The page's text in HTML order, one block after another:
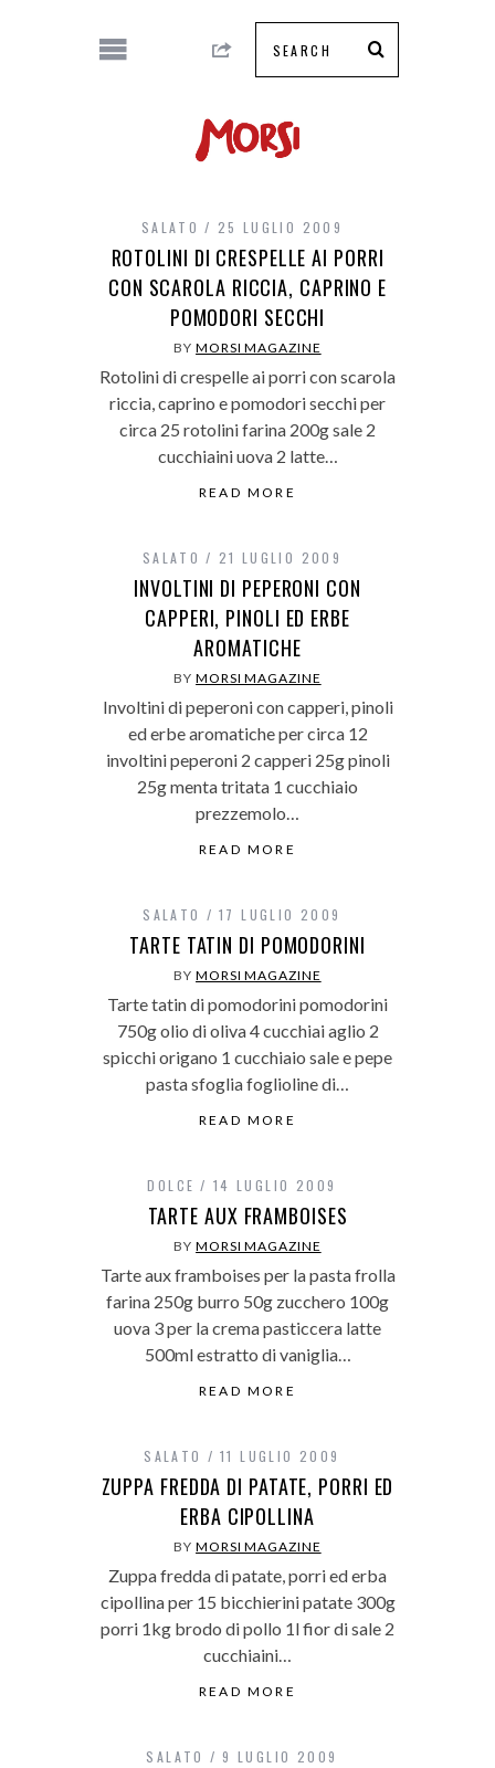
SALATO 25 LUGLIO 2009
ROTOLINI DI CRESPELLE AI PORRI
CON SCAROLA RICCIA, CAPRINO E
POMODORI SECCHI
BYMORSI MAGAZINE
Rotolini di crespelle ai porri con scarola
riccia, caprino e pomodori secchi per
circa 25 rotolini farina 200g sale 2
cucchiaini uova 2 latte…
READ MORE
SALATO 21 LUGLIO 2009
INVOLTINI DI PEPERONI CON
CAPPERI, PINOLI ED ERBE
AROMATICHE
BYMORSI MAGAZINE
Involtini di peperoni con capperi, pinoli
ed erbe aromatiche per circa 12
involtini peperoni 2 capperi 25g pinoli
25g menta tritata 1 cucchiaio
prezzemolo…
READ MORE
SALATO 17 LUGLIO 2009
TARTE TATIN DI POMODORINI
BYMORSI MAGAZINE
Tarte tatin di pomodorini pomodorini
750g olio di oliva 4 cucchiai aglio 2
spicchi origano 1 cucchiaio sale e pepe
pasta sfoglia foglioline di…
READ MORE
DOLCE 14 LUGLIO 2009
TARTE AUX FRAMBOISES
BYMORSI MAGAZINE
Tarte aux framboises per la pasta frolla
farina 250g burro 50g zucchero 100g
uova 3 per la crema pasticcera latte
500ml estratto di vaniglia…
READ MORE
SALATO 11 LUGLIO 2009
ZUPPA FREDDA DI PATATE, PORRI ED
ERBA CIPOLLINA
BYMORSI MAGAZINE
Zuppa fredda di patate, porri ed erba
cipollina per 15 bicchierini patate 300g
porri 1kg brodo di pollo 1l fior di sale 2
cucchiaini…
READ MORE
SALATO 9 LUGLIO 2009